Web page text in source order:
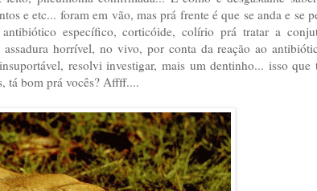
e etc... foram em vão, mas prá frente é que se anda e se
antibiótico específico, corticóide, colírio prá tratar a
horrível, no vivo, por conta da reação ao
resolvi investigar, mais um dentinho... isso que
tá bom prá vocês? Affff....